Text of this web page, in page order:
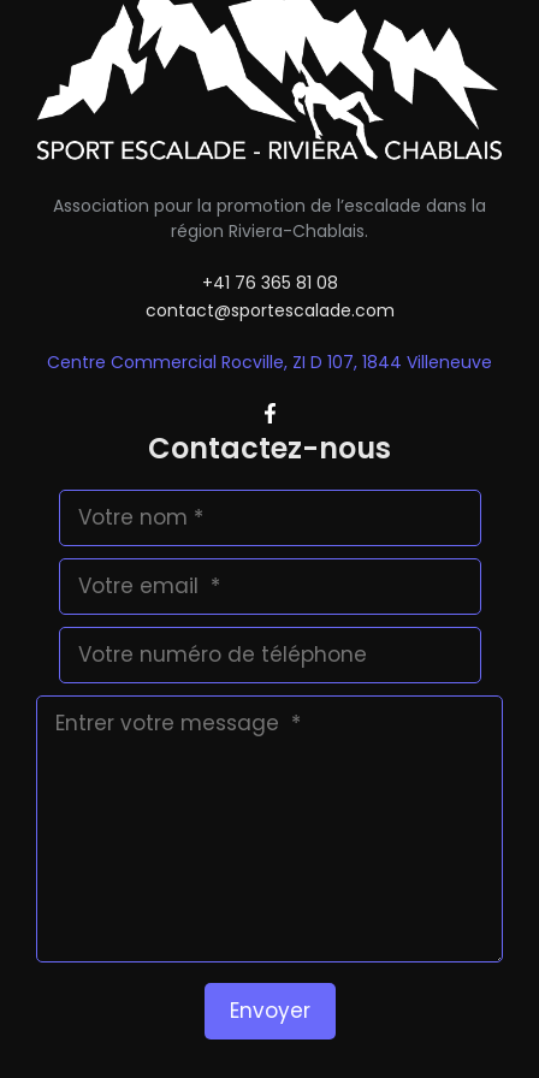
Association pour la promotion de l’escalade dans la
région Riviera-Chablais.
+41 76 365 81 08
contact@sportescalade.com
Centre Commercial Rocville, ZI D 107, 1844 Villeneuve
Contactez-nous